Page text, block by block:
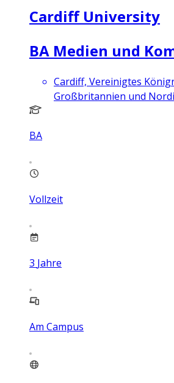
Cardiff University
BA Medien und
Cardiff, Vereinigtes
Großbritannien und
BA
Vollzeit
3 Jahre
Am Campus